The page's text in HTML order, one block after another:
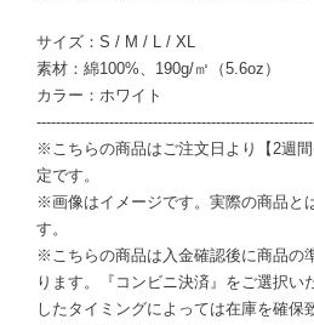
サイズ：S / M / L / XL
素材：綿100%、190g/㎡（5.6oz）
カラー：ホワイト
※こちらの商品はご注文日より【2週
定です。
※画像はイメージです。実際の商品と
す。
※こちらの商品は入金確認後に商品の
ります。『コンビニ決済』をご選択い
したタイミングによっては在庫を確保